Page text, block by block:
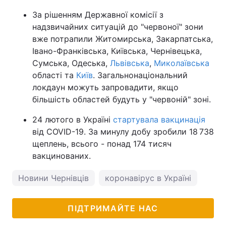
За рішенням Державної комісії з
надзвичайних ситуацій до "червоної" зони
вже потрапили Житомирська, Закарпатська,
Івано-Франківська, Київська, Чернівецька,
Сумська, Одеська, Львівська, Миколаївська
області та Київ. Загальнонаціональний
локдаун можуть запровадити, якщо
більшість областей будуть у "червоній" зоні.
24 лютого в Україні стартувала вакцинація
від COVID-19. За минулу добу зробили 18 738
щеплень, всього - понад 174 тисяч
вакцинованих.
Новини Чернівців коронавірус в Україні
ПІДТРИМАЙТЕ НАС